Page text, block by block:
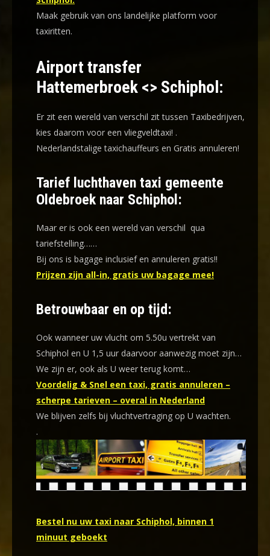
Maak gebruik van ons landelijke platform voor
taxiritten.
Airport transfer
Hattemerbroek <> Schiphol:
Er zit een wereld van verschil zit tussen Taxibedrijven,
kies daarom voor een vliegveldtaxi! .
Nederlandstalige taxichauffeurs en Gratis annuleren!
Tarief luchthaven taxi gemeente
Oldebroek naar Schiphol:
Maar er is ook een wereld van verschil qua
tariefstelling……
Bij ons is bagage inclusief en annuleren gratis!!
Prijzen zijn all-in, gratis uw bagage mee!
Betrouwbaar en op tijd:
Ook wanneer uw vlucht om 5.50u vertrekt van
Schiphol en U 1,5 uur daarvoor aanwezig moet zijn…
We zijn er, ook als U weer terug komt…
Voordelig & Snel een taxi, gratis annuleren –
scherpe tarieven – overal in Nederland
We blijven zelfs bij vluchtvertraging op U wachten.
.
Bestel nu uw taxi naar Schiphol, binnen 1
minuut geboekt